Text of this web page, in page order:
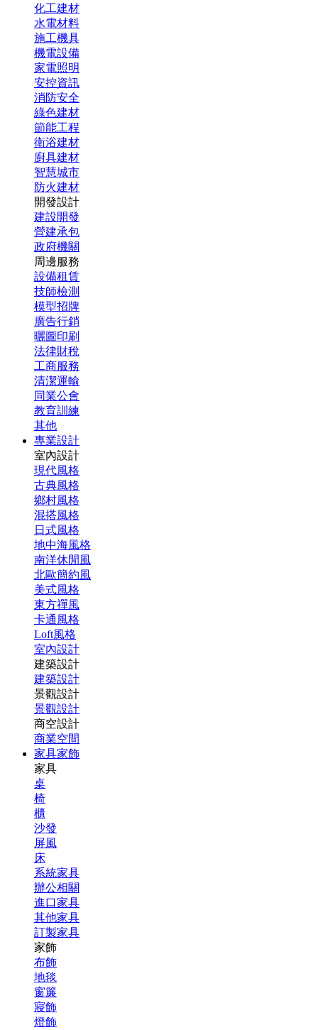
化工建材
水電材料
施工機具
機電設備
家電照明
安控資訊
消防安全
綠色建材
節能工程
衛浴建材
廚具建材
智慧城市
防火建材
開發設計
建設開發
營建承包
政府機關
周邊服務
設備租賃
技師檢測
模型招牌
廣告行銷
曬圖印刷
法律財稅
工商服務
清潔運輸
同業公會
教育訓練
其他
專業設計
室內設計
現代風格
古典風格
鄉村風格
混搭風格
日式風格
地中海風格
南洋休閒風
北歐簡約風
美式風格
東方禪風
卡通風格
Loft風格
室內設計
建築設計
建築設計
景觀設計
景觀設計
商空設計
商業空間
家具家飾
家具
桌
椅
櫃
沙發
屏風
床
系統家具
辦公相關
進口家具
其他家具
訂製家具
家飾
布飾
地毯
窗簾
寢飾
燈飾